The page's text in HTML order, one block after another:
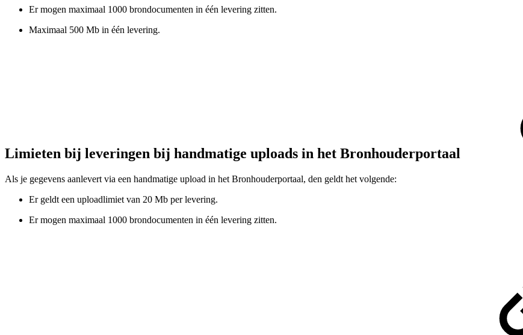
Er mogen maximaal 1000 brondocumenten in één levering zitten.
Maximaal 500 Mb in één levering.
Limieten bij leveringen bij handmatige uploads in het Bronhouderportaal
Als je gegevens aanlevert via een handmatige upload in het Bronhouderportaal, den geldt het volgende:
Er geldt een uploadlimiet van 20 Mb per levering.
Er mogen maximaal 1000 brondocumenten in één levering zitten.